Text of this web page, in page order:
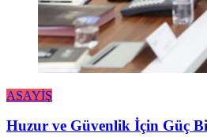
ASAYİŞ
Huzur ve Güvenlik İçin Güç